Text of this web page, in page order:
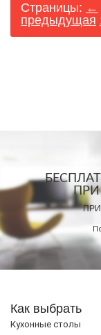
Страницы: ←
предыдущая
ПРИ
ПРИ
Как выбрать
Кухонные столы